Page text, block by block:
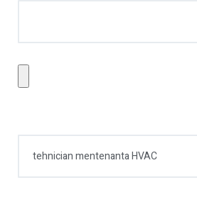
tehnician mentenanta HVAC